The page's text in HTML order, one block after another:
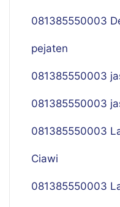
081385550003
pejaten
081385550003
081385550003
081385550003
Ciawi
081385550003